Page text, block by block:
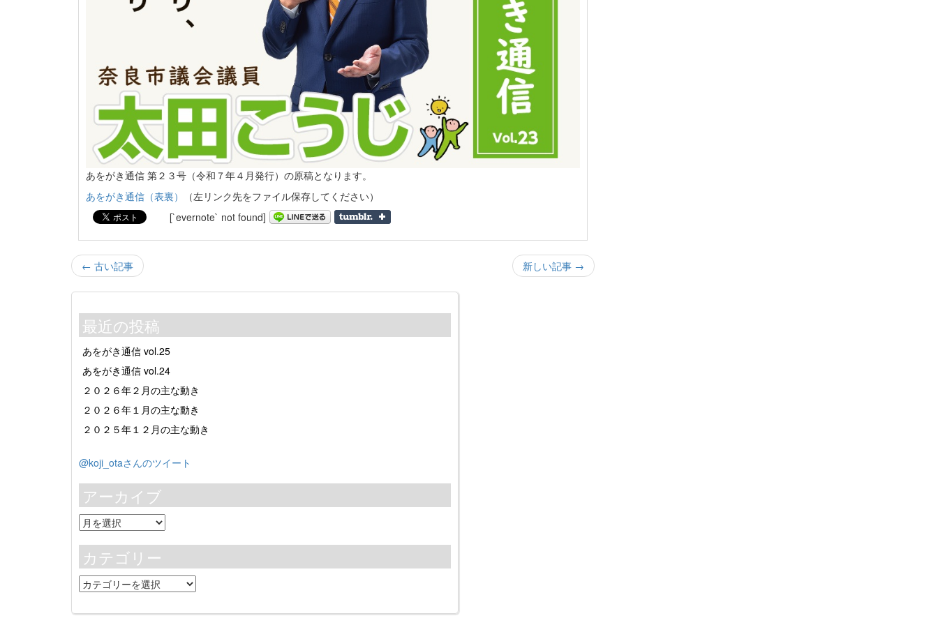
あをがき通信 第２３号（令和７年４月発行）の原稿となります。
あをがき通信（表裏）
（左リンク先をファイル保存してください）
[`evernote` not found]
← 古い記事 新しい記事 →
最近の投稿
あをがき通信 vol.25
あをがき通信 vol.24
２０２６年２月の主な動き
２０２６年１月の主な動き
２０２５年１２月の主な動き
@koji_otaさんのツイート
アーカイブ
ア
ー
カ
イ
ブ
カテゴリー
カ
テ